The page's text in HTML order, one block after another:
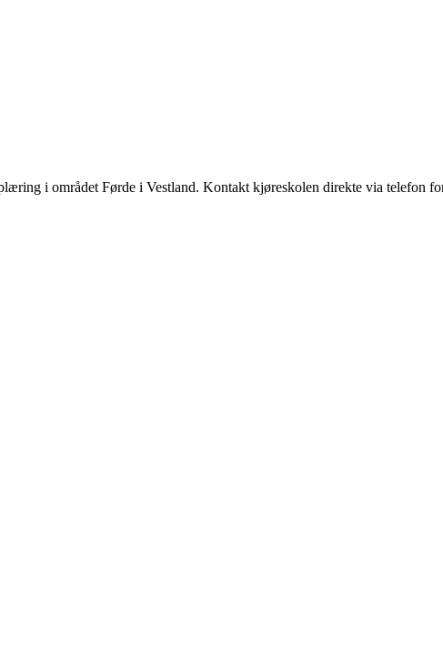
i området Førde i Vestland. Kontakt kjøreskolen direkte via telefon